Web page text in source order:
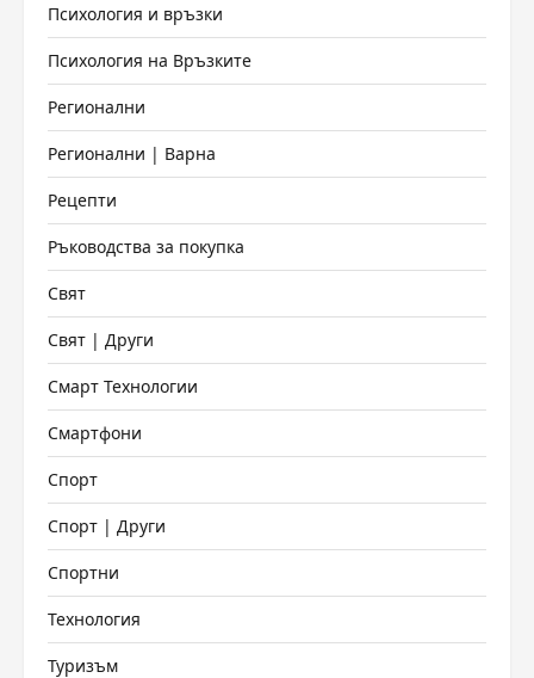
Психология и връзки
Психология на Връзките
Регионални
Регионални | Варна
Рецепти
Ръководства за покупка
Свят
Свят | Други
Смарт Технологии
Смартфони
Спорт
Спорт | Други
Спортни
Технология
Туризъм